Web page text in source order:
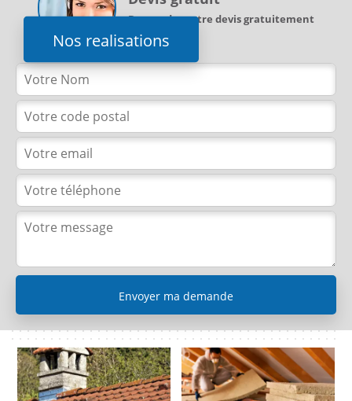
Nos realisations
Demandez votre devis gratuitement